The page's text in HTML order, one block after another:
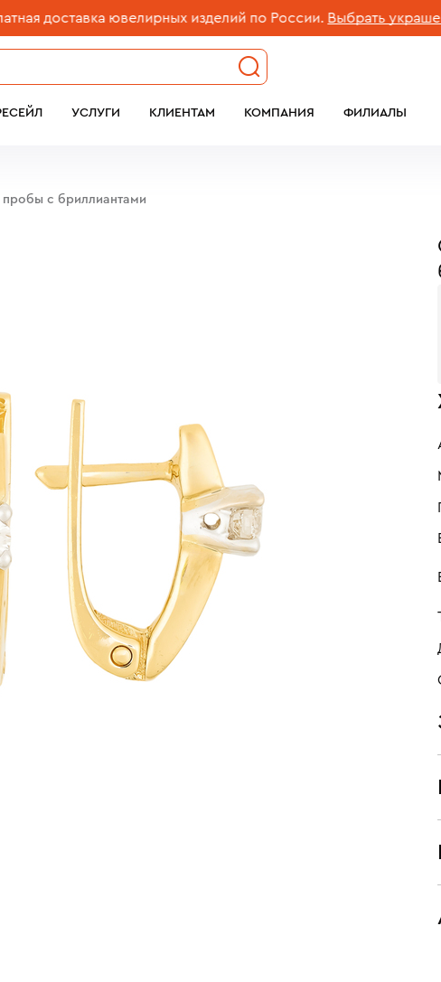
доставка ювелирных изделий по России. Выбрать украшение
УСЛУГИ КЛИЕНТАМ КОМПАНИЯ ФИЛИАЛЫ
пробы c бриллиантами